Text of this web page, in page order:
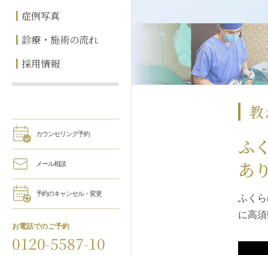
症例写真
診療・施術の流れ
採用情報
カウンセリング予約
メール相談
予約のキャンセル・変更
お電話でのご予約
0120-5587-10
ふ
あ
ふく
に高